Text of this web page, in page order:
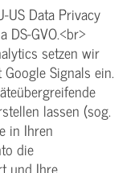
US Data Privacy
DS-GVO.<br>
setzen wir
Signals ein.
lassen (sog.
in Ihren
die